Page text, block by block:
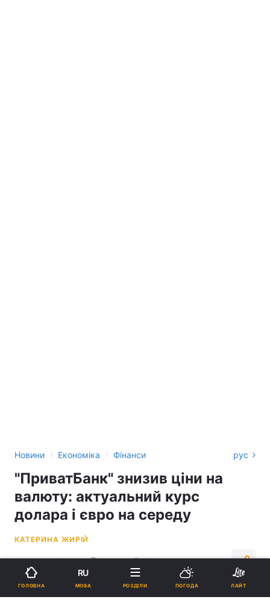
Новини › Економіка › Фінанси рус
"ПриватБанк" знизив ціни на
валюту: актуальний курс
долара і євро на середу
КАТЕРИНА ЖИРІЙ
11:08, 20.05.26 2 хв. 766
Підпишіться на нас в Google
ГОЛОВНА
RU
МОВА РОЗДІЛИ ПОГОДА ЛАЙТ